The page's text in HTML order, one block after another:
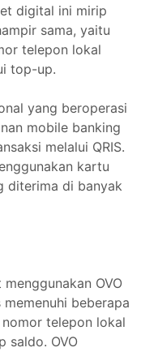
digital ini mirip
sama, yaitu
telepon lokal
top-up.
yang beroperasi
mobile banking
melalui QRIS.
kartu
diterima di banyak
OVO
beberapa
telepon lokal
saldo. OVO